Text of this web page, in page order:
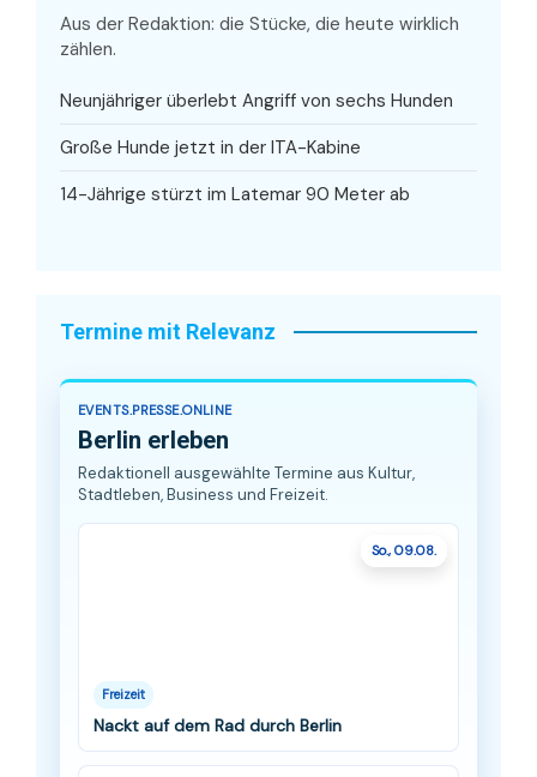
Aus der Redaktion: die Stücke, die heute wirklich
zählen.
Neunjähriger überlebt Angriff von sechs Hunden
Große Hunde jetzt in der ITA-Kabine
14-Jährige stürzt im Latemar 90 Meter ab
Termine mit Relevanz
EVENTS.PRESSE.ONLINE
Berlin erleben
Redaktionell ausgewählte Termine aus Kultur,
Stadtleben, Business und Freizeit.
So., 09.08.
Freizeit
Nackt auf dem Rad durch Berlin